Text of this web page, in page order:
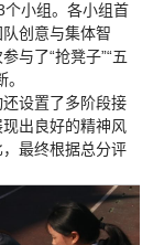
小组。各小组首
创意与集体智
与了“抢凳子”“五
设置了多阶段接
出良好的精神风
最终根据总分评